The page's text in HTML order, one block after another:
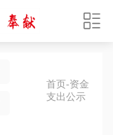
首页-资金
支出公示